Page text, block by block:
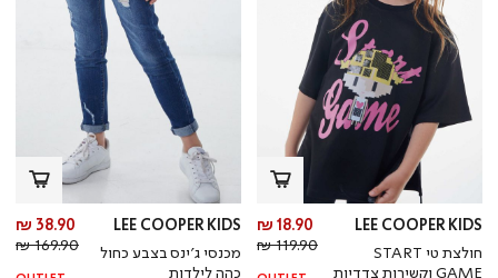
LEE COOPER KIDS
חולצת טי START
GAME וקשירות צדדיות
מחיר
מוצר
18.90 ₪
מחיר
רגיל
119.90 ₪
LEE COOPER KIDS
מכנסי ג’ינס בצבע כחול
כהה לילדות
38.90 ₪
169.90 ₪